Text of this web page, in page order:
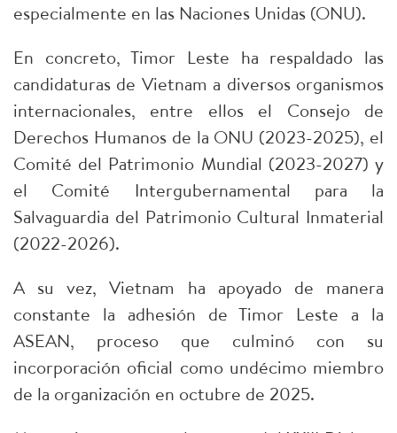
especialmente en las Naciones Unidas (ONU).
En concreto, Timor Leste ha respaldado las
candidaturas de Vietnam a diversos organismos
internacionales, entre ellos el Consejo de
Derechos Humanos de la ONU (2023-2025), el
Comité del Patrimonio Mundial (2023-2027) y
el Comité Intergubernamental para la
Salvaguardia del Patrimonio Cultural Inmaterial
(2022-2026).
A su vez, Vietnam ha apoyado de manera
constante la adhesión de Timor Leste a la
ASEAN, proceso que culminó con su
incorporación oficial como undécimo miembro
de la organización en octubre de 2025.